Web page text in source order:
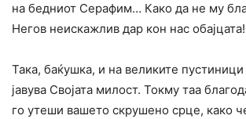
на бедниот Серафим… Како да не му
Негов неискажлив дар кон нас обајцата!
Така, баќушка, и на великите
јавува Својата милост. Токму таа
го утеши вашето скрушено срце, како